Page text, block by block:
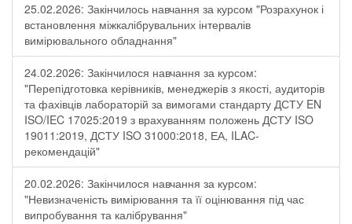
25.02.2026: Закінчилось навчання за курсом "Розрахунок і
встановлення міжкалібрувальних інтервалів
вимірювального обладнання"
24.02.2026: Закінчилося навчання за курсом:
"Перепідготовка керівників, менеджерів з якості, аудиторів
та фахівців лабораторій за вимогами стандарту ДСТУ EN
ISO/IEC 17025:2019 з врахуванням положень ДСТУ ISO
19011:2019, ДСТУ ISO 31000:2018, ЕА, ILAC-
рекомендацій"
20.02.2026: Закінчилося навчання за курсом:
"Невизначеність вимірювання та її оцінювання під час
випробування та калібрування"